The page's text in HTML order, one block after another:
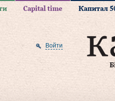
Capital time Капитал
Войти